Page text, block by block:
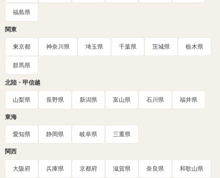
福島県
関東
東京都 神奈川県 埼玉県 千葉県 茨城県 栃木県
群馬県
北陸・甲信越
山梨県 長野県 新潟県 富山県 石川県 福井県
東海
愛知県 静岡県 岐阜県 三重県
関西
大阪府 兵庫県 京都府 滋賀県 奈良県 和歌山県